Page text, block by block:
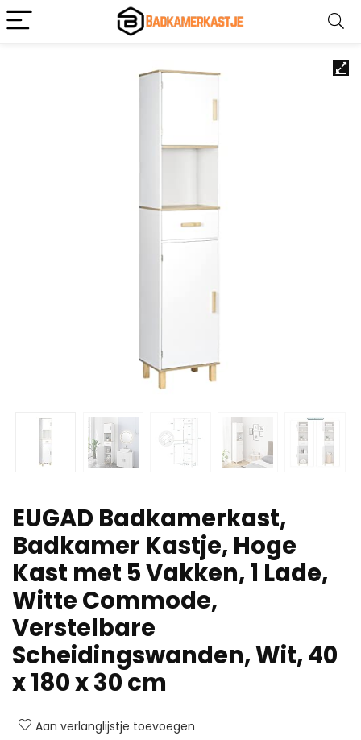
EUGAD Badkamerkast,
Badkamer Kastje, Hoge
Kast met 5 Vakken, 1 Lade,
Witte Commode,
Verstelbare
Scheidingswanden, Wit, 40
x 180 x 30 cm
Aan verlanglijstje toevoegen